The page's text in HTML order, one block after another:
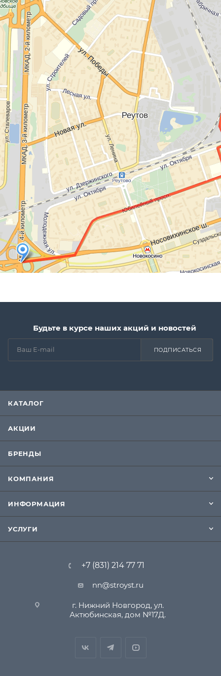
Будьте в курсе наших акций и новостей
ПОДПИСАТЬСЯ
КАТАЛОГ
АКЦИИ
БРЕНДЫ
КОМПАНИЯ
ИНФОРМАЦИЯ
УСЛУГИ
+7 (831) 214 77 71
nn@stroyst.ru
г. Нижний Новгород, ул.
Актюбинская, дом №17Д.